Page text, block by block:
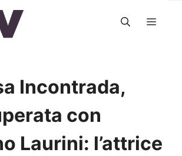
Incontrada,
con
Laurini: l’attrice